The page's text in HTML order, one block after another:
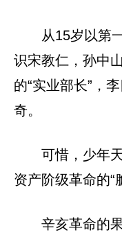
从15岁以第
识宋教仁，孙中
的“实业部长”，
奇。
可惜，少年
资产阶级革命的“
辛亥革命的